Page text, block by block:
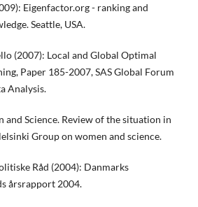
Eigenfactor.org - ranking and
Seattle, USA.
(2007): Local and Global Optimal
Paper 185-2007, SAS Global Forum
Analysis.
and Science. Review of the situation in
Group on women and science.
Råd (2004): Danmarks
årsrapport 2004.